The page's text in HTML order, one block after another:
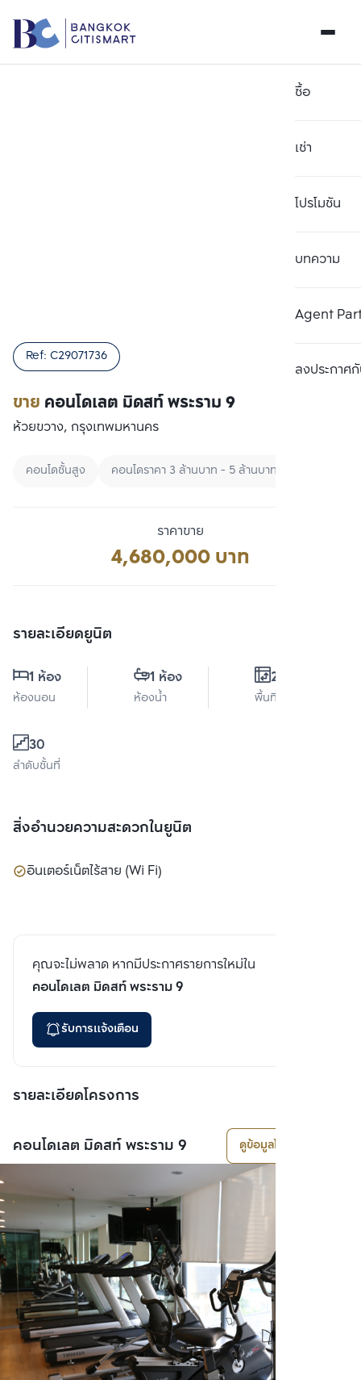
ซื้อ
เช่า
โปรโมชัน
บทความ
Agent
ลงประกาศกั
ขาย คอนโดเลต มิดสท์ พระราม 9
Ref: C29071736
ห้วยขวาง, กรุงเทพมหานคร
คอนโดชั้นสูง คอนโดราคา 3 ล้านบาท - 5 ล้านบาท
ราคาขาย
4,680,000 บาท
รายละเอียดยูนิต
1 ห้อง
ห้องนอน
1 ห้อง
ห้องน้ำ
28 ตร.ม.
พื้นที่ใช้สอย
30
ลำดับชั้นที่
สิ่งอำนวยความสะดวกในยูนิต
อินเตอร์เน็ตไร้สาย (Wi Fi)
คุณจะไม่พลาด หากมีประกาศรายการใหม่ใน
คอนโดเลต มิดสท์ พระราม 9
รับการแจ้งเตือน
รายละเอียดโครงการ
คอนโดเลต มิดสท์ พระราม 9 ดูข้อมูลโครงการ